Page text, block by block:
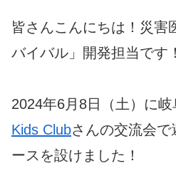
皆さんこんにちは！災害
バイバル」開発担当です！
2024年6月8日（土）に
Kids Clubさんの交流会
ースを設けました！